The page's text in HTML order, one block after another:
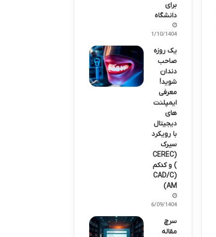
برای
دانشگاه
01/10/1404
یک روزه
صاحب
دندان
شوید!
معرفی
ایمپلنت
های
دیجیتال
با رویکرد
سیرک
(CEREC
) و کدکم
(CAD/C
AM)
16/09/1404
سرچ
مقاله